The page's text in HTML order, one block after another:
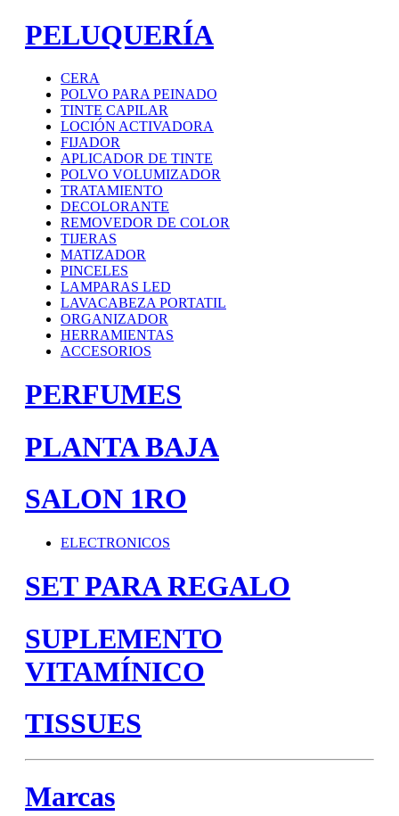
PELUQUERÍA
CERA
POLVO PARA PEINADO
TINTE CAPILAR
LOCIÓN ACTIVADORA
FIJADOR
APLICADOR DE TINTE
POLVO VOLUMIZADOR
TRATAMIENTO
DECOLORANTE
REMOVEDOR DE COLOR
TIJERAS
MATIZADOR
PINCELES
LAMPARAS LED
LAVACABEZA PORTATIL
ORGANIZADOR
HERRAMIENTAS
ACCESORIOS
PERFUMES
PLANTA BAJA
SALON 1RO
ELECTRONICOS
SET PARA REGALO
SUPLEMENTO
VITAMÍNICO
TISSUES
Marcas